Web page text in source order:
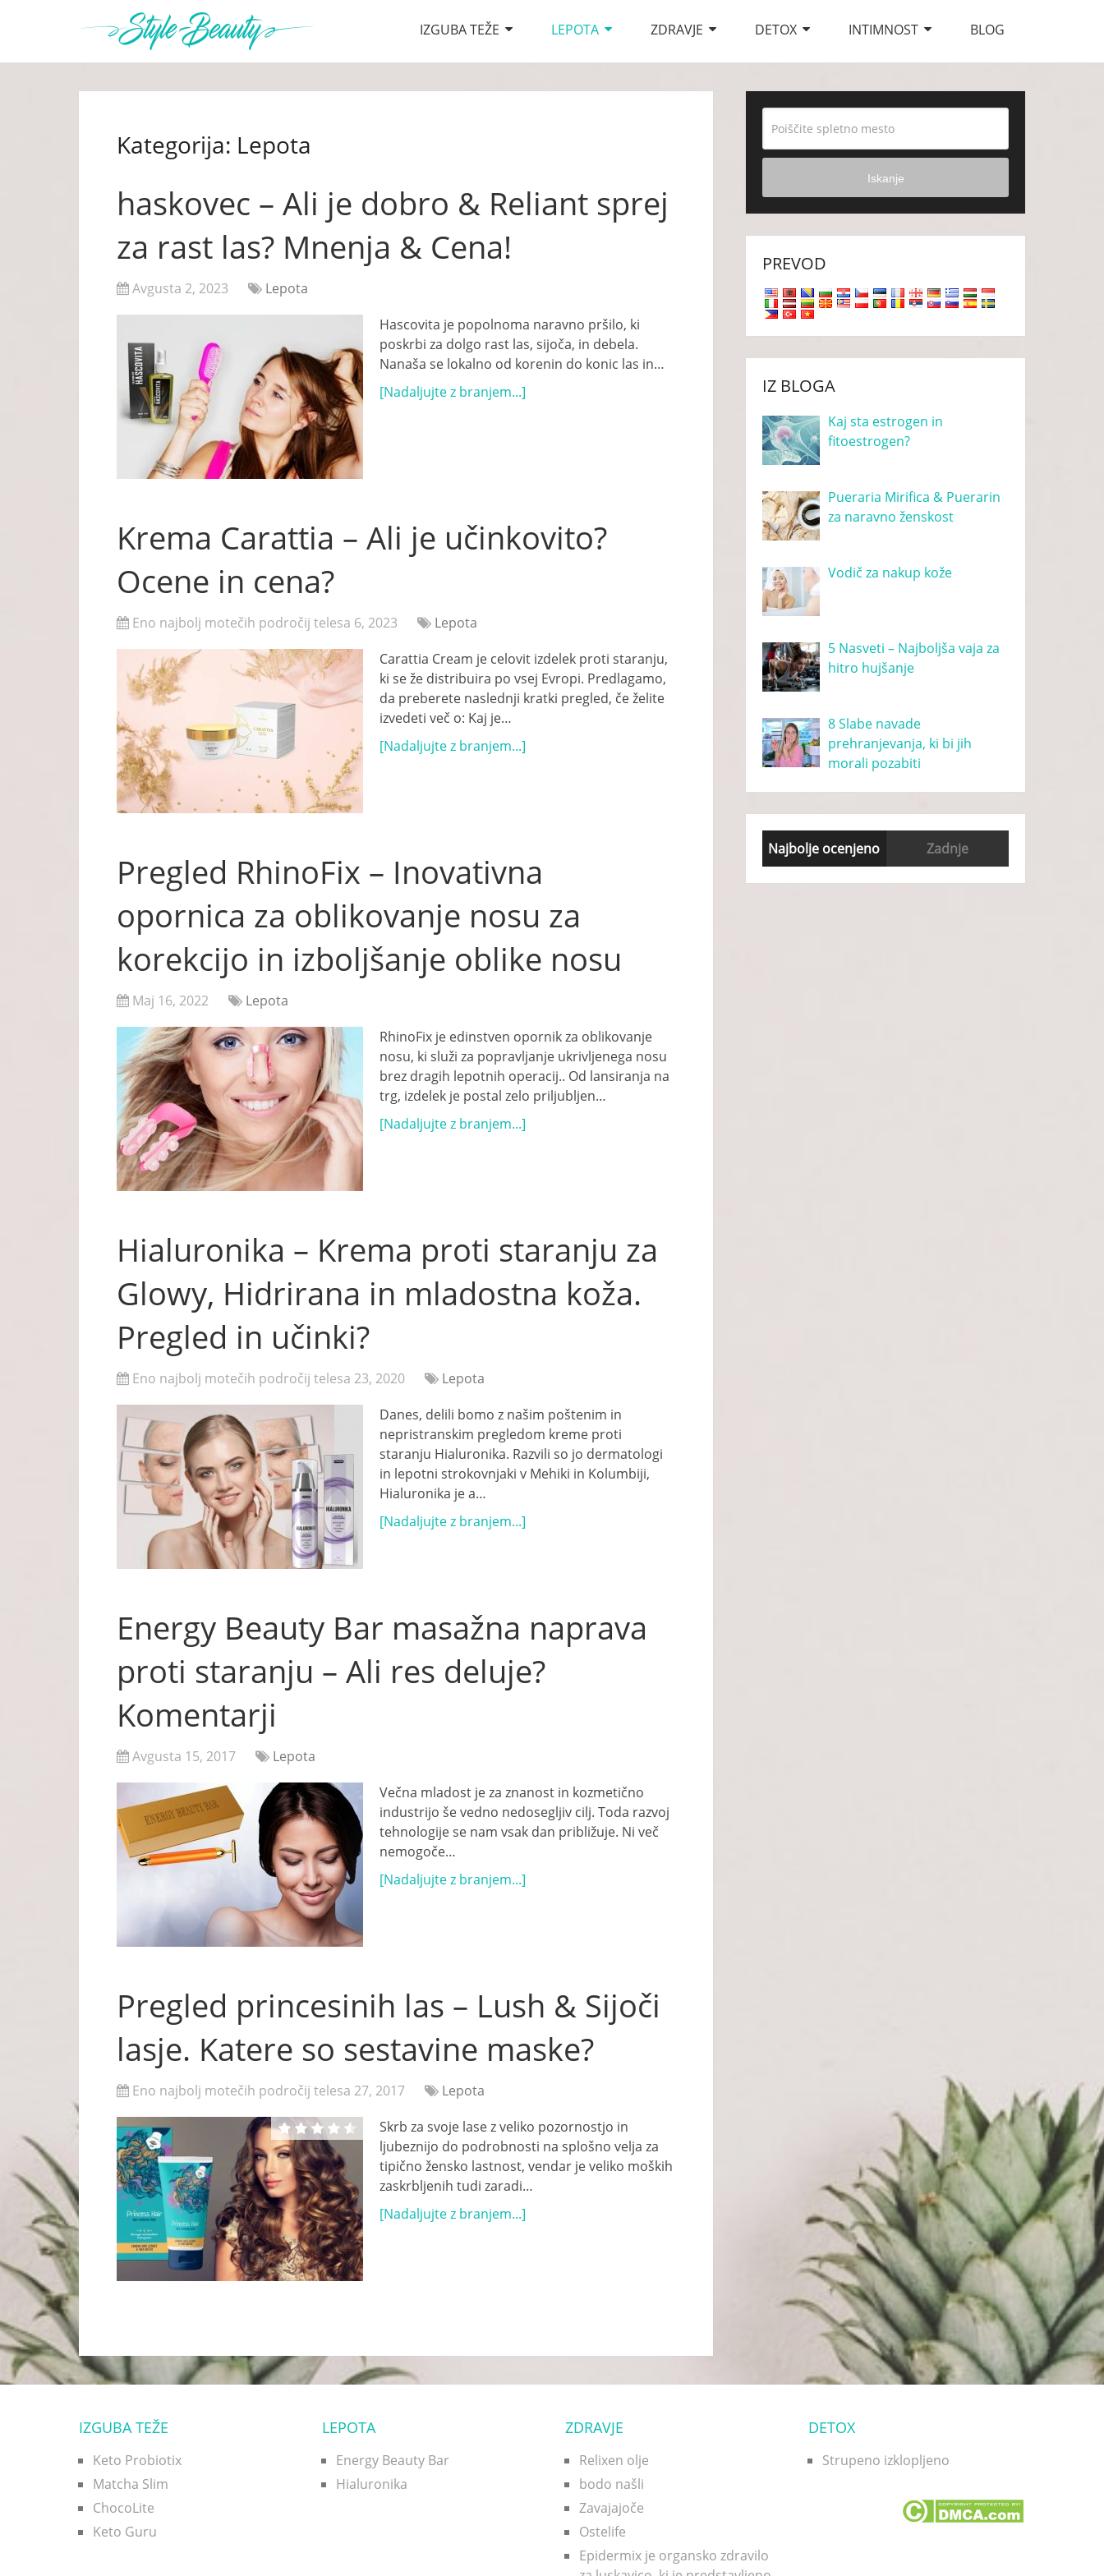
IZGUBA TEŽE LEPOTA ZDRAVJE DETOX INTIMNOST BLOG
Kategorija: Lepota
haskovec – Ali je dobro & Reliant sprej
za rast las? Mnenja & Cena!
Avgusta 2, 2023
Lepota
Hascovita je popolnoma naravno pršilo, ki
poskrbi za dolgo rast las, sijoča, in debela.
Nanaša se lokalno od korenin do konic las in…
[Nadaljujte z branjem...]
Krema Carattia – Ali je učinkovito?
Ocene in cena?
Eno najbolj motečih področij telesa 6, 2023
Lepota
Carattia Cream je celovit izdelek proti staranju,
ki se že distribuira po vsej Evropi. Predlagamo,
da preberete naslednji kratki pregled, če želite
izvedeti več o: Kaj je…
[Nadaljujte z branjem...]
Pregled RhinoFix – Inovativna
opornica za oblikovanje nosu za
korekcijo in izboljšanje oblike nosu
Maj 16, 2022
Lepota
RhinoFix je edinstven opornik za oblikovanje
nosu, ki služi za popravljanje ukrivljenega nosu
brez dragih lepotnih operacij.. Od lansiranja na
trg, izdelek je postal zelo priljubljen…
[Nadaljujte z branjem...]
Hialuronika – Krema proti staranju za
Glowy, Hidrirana in mladostna koža.
Pregled in učinki?
Eno najbolj motečih področij telesa 23, 2020
Lepota
Danes, delili bomo z našim poštenim in
nepristranskim pregledom kreme proti
staranju Hialuronika. Razvili so jo dermatologi
in lepotni strokovnjaki v Mehiki in Kolumbiji,
Hialuronika je a…
[Nadaljujte z branjem...]
Energy Beauty Bar masažna naprava
proti staranju – Ali res deluje?
Komentarji
Avgusta 15, 2017
Lepota
Večna mladost je za znanost in kozmetično
industrijo še vedno nedosegljiv cilj. Toda razvoj
tehnologije se nam vsak dan približuje. Ni več
nemogoče…
[Nadaljujte z branjem...]
Pregled princesinih las – Lush & Sijoči
lasje. Katere so sestavine maske?
Eno najbolj motečih področij telesa 27, 2017
Lepota
Skrb za svoje lase z veliko pozornostjo in
ljubeznijo do podrobnosti na splošno velja za
tipično žensko lastnost, vendar je veliko moških
zaskrbljenih tudi zaradi…
[Nadaljujte z branjem...]
Iskanje
PREVOD
IZ BLOGA
Kaj sta estrogen in
fitoestrogen?
Pueraria Mirifica & Puerarin
za naravno ženskost
Vodič za nakup kože
5 Nasveti – Najboljša vaja za
hitro hujšanje
8 Slabe navade
prehranjevanja, ki bi jih
morali pozabiti
Najbolje ocenjeno Zadnje
IZGUBA TEŽE
Keto Probiotix
Matcha Slim
ChocoLite
Keto Guru
LEPOTA
Energy Beauty Bar
Hialuronika
ZDRAVJE
Relixen olje
bodo našli
Zavajajoče
Ostelife
Epidermix je organsko zdravilo
DETOX
Strupeno izklopljeno